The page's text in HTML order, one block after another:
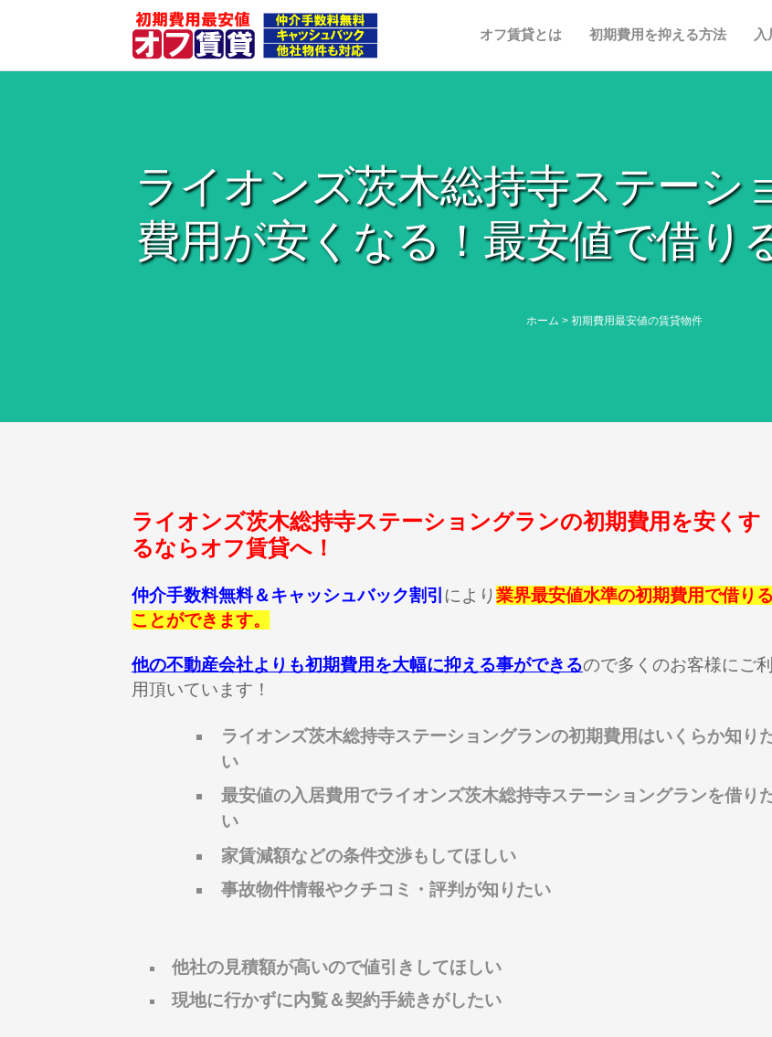
初期費用を抑える方法
オフ賃貸とは
ライオンズ茨木総持寺ステーシ
費用が安くなる！最安値で借り
ホーム > 初期費用最安値の賃貸物件
ライオンズ茨木総持寺ステーショングランの初期費用を安くす
るならオフ賃貸へ！
仲介手数料無料＆キャッシュバック割引 により 業界最安値水準の初期費用で借りる
ことができます。
他の不動産会社よりも初期費用を大幅に抑える事ができるので多くのお客様にご利
用頂いています！
ライオンズ茨木総持寺ステーショングランの初期費用はいくらか知り
い
最安値の入居費用でライオンズ茨木総持寺ステーショングランを借り
い
家賃減額などの条件交渉もしてほしい
事故物件情報やクチコミ・評判が知りたい
他社の見積額が高いので値引きしてほしい
現地に行かずに内覧＆契約手続きがしたい